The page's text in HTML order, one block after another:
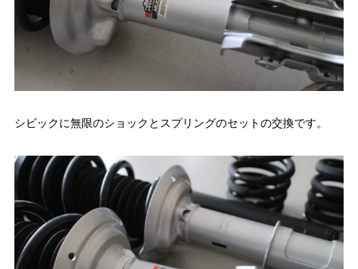
シビックに無限のショックとスプリングのセットの交換です。